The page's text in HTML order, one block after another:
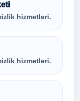
hizmetleri.
hizmetleri.